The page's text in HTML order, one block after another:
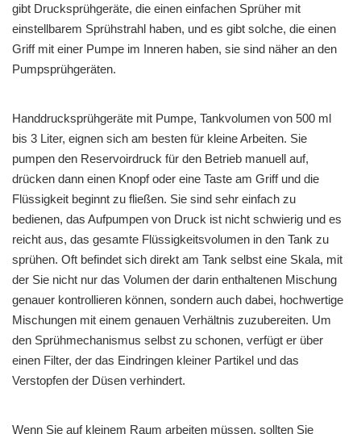
gibt Drucksprühgeräte, die einen einfachen Sprüher mit
einstellbarem Sprühstrahl haben, und es gibt solche, die einen
Griff mit einer Pumpe im Inneren haben, sie sind näher an den
Pumpsprühgeräten.
Handdrucksprühgeräte mit Pumpe, Tankvolumen von 500 ml
bis 3 Liter, eignen sich am besten für kleine Arbeiten. Sie
pumpen den Reservoirdruck für den Betrieb manuell auf,
drücken dann einen Knopf oder eine Taste am Griff und die
Flüssigkeit beginnt zu fließen. Sie sind sehr einfach zu
bedienen, das Aufpumpen von Druck ist nicht schwierig und es
reicht aus, das gesamte Flüssigkeitsvolumen in den Tank zu
sprühen. Oft befindet sich direkt am Tank selbst eine Skala, mit
der Sie nicht nur das Volumen der darin enthaltenen Mischung
genauer kontrollieren können, sondern auch dabei, hochwertige
Mischungen mit einem genauen Verhältnis zuzubereiten. Um
den Sprühmechanismus selbst zu schonen, verfügt er über
einen Filter, der das Eindringen kleiner Partikel und das
Verstopfen der Düsen verhindert.
Wenn Sie auf kleinem Raum arbeiten müssen, sollten Sie